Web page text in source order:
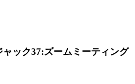
ック37:ズームミーティング